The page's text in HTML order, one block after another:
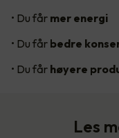
• Du får mer energi
• Du får bedre
• Du får høyere
Les